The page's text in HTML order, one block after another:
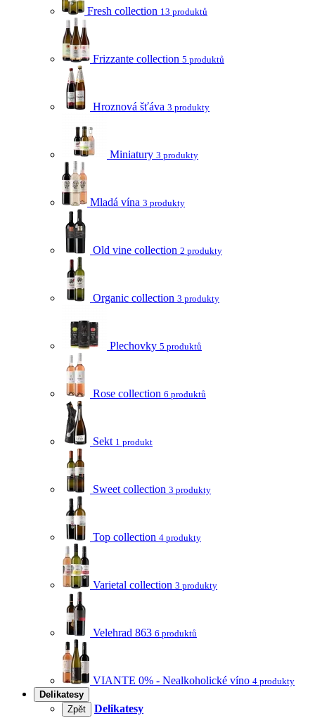
Fresh collection 13 produktů
Frizzante collection 5 produktů
Hroznová šťáva 3 produkty
Miniatury 3 produkty
Mladá vína 3 produkty
Old vine collection 2 produkty
Organic collection 3 produkty
Plechovky 5 produktů
Rose collection 6 produktů
Sekt 1 produkt
Sweet collection 3 produkty
Top collection 4 produkty
Varietal collection 3 produkty
Velehrad 863 6 produktů
VIANTE 0% - Nealkoholické víno 4 produkty
Delikatesy
Zpět
Delikatesy